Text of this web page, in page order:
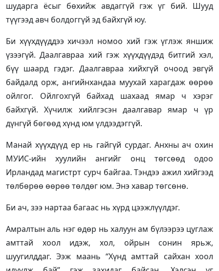
шударга ёсыг бөхийж авдаггүй гэж үг бий. Шууд
түүгээд авч болдоггүй эд байхгүй юу.
Би хүүхдүүддээ хичээл номоо хий гэж үглэж яншиж
үзээгүй. Даалгавраа хий гэж хүүхдүүдэд битгий хэл,
бүү шаард гэдэг. Даалгавраа хийхгүй очоод эвгүй
байдалд орж, ангийнхандаа муухай харагдаж өөрөө
ойлгог. Ойлгохгүй байхад шахаад ямар ч хэрэг
байхгүй. Хүчилж хийлгэсэн даалгавар ямар ч үр
дүнгүй бөгөөд хүнд юм үлдээдэггүй.
Манай хүүхдүүд ер нь гайгүй сурдаг. Анхны ач охин
МУИС-ийн хуулийн ангийг онц төгсөөд одоо
Ирландад магистрт сурч байгаа. Тэндээ ажил хийгээд
төлбөрөө өөрөө төлдөг юм. Энэ хавар төгсөнө.
Би ач, зээ нартаа багаас нь хүрд цээжлүүлдэг.
Амралтын аль нэг өдөр нь халуун ам бүлээрээ цуглаж
амттай хоол идэж, хол, ойрын сонин ярьж,
шуугилддаг. Ээж маань “Хүнд амттай сайхан хоол